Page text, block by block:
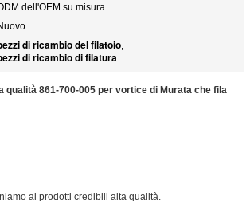
dell'OEM su misura
di ricambio del filatoio,
di ricambio di filatura
qualità 861-700-005 per vortice di Murata che fila
ai prodotti credibili alta qualità.